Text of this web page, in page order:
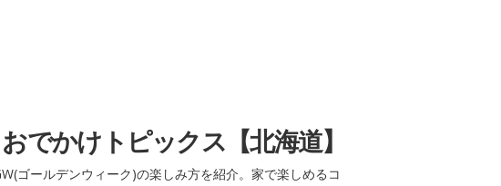
でかけトピックス【北海道】
ゴールデンウィーク)の楽しみ方を紹介。家で楽しめるコ